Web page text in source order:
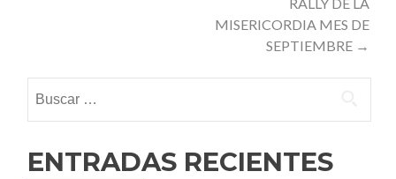
MISERICORDIA MES DE
SEPTIEMBRE →
ENTRADAS RECIENTES